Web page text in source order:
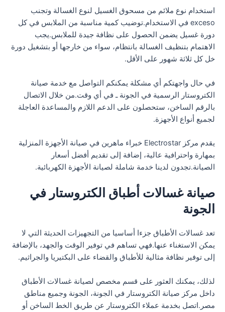
استخدام نوع ملائم من مسحوق الغسيل لنوع الغسالة وتجنب
exceso في الاستخدام.توضيب كمية مناسبة من الملابس في كل
دورة غسيل يضمن الحصول على نظافة جيدة للملابس.يجب
الاهتمام بتنظيف الغسالة بانتظام، سواء من خارجها أو بتشغيل دورة
خل كل ثلاثة شهور على الأقل.
في حال واجهتكم أي مشكلة يمكنكم التواصل مع خدمة صيانة
الكتروستار الرسمية في الجونة ـ في أي وقت.من خلال الاتصال
بالرقم الساخن، ستحصلون على الدعم اللازم والمساعدة العاجلة
لجميع أنواع الأجهزة.
يقدم مركز Electrostar خبراء ماهرين في صيانة الأجهزة المنزلية
بمهارة واحترافية عالية، إضافة إلى تقديم أفضل أسعار
الصيانة.تجدون لدينا خدمة شاملة لصيانة الأجهزة الكهربائية.
صيانة غسالات أطباق الكتروستار في
الجونة
تعد غسالات الأطباق جزءا أساسيا من التجهيزات الحديثة التي لا
يمكن الاستغناء عنها.فهي تساهم في توفير الوقت والجهد، بالإضافة
إلى توفير نظافة مثالية للأطباق والقضاء على البكتيريا والجراثيم.
لذلك، يمكنك العثور على قسم مخصص لصيانة غسالات الأطباق
داخل مركز صيانة الكتروستار في الجونة، الجونة وجميع مناطق
مصر.اتصل بخدمة عملاء الكتروستار عن طريق الخط الساخن أو